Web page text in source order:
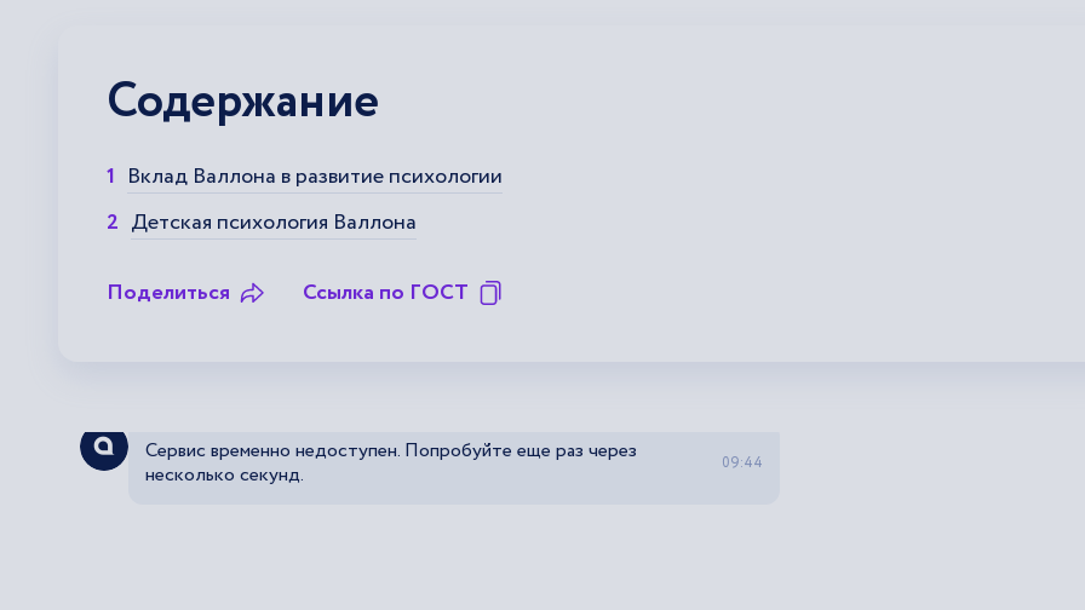
Содержание
Вклад Валлона в развитие психологии
Детская психология Валлона
Поделиться Ссылка по ГОСТ